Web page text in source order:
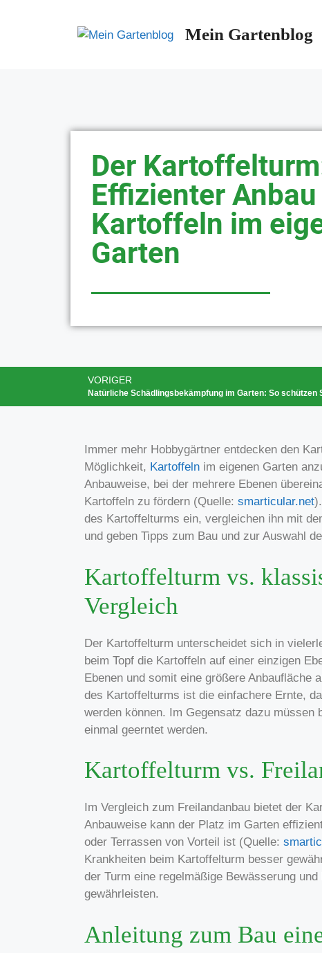
Mein Gartenblog
Der
Effizienter
Kartoffeln im
Garten
VORIGER
Immer mehr Hobbygärtner entdecken den
Möglichkeit, Kartoffeln im eigenen Garten
Anbauweise, bei der mehrere Ebenen
Kartoffeln zu fördern (Quelle: smarticular.net
des Kartoffelturms ein, vergleichen ihn mit
und geben Tipps zum Bau und zur Auswahl
Kartoffelturm vs.
Vergleich
Der Kartoffelturm unterscheidet sich in
beim Topf die Kartoffeln auf einer einzigen
Ebenen und somit eine größere Anbaufläche
des Kartoffelturms ist die einfachere Ernte,
werden können. Im Gegensatz dazu
einmal geerntet werden.
Kartoffelturm vs.
Im Vergleich zum Freilandanbau bietet der
Anbauweise kann der Platz im Garten
oder Terrassen von Vorteil ist (Quelle:
Krankheiten beim Kartoffelturm besser
der Turm eine regelmäßige Bewässerung
gewährleisten.
Anleitung zum Bau